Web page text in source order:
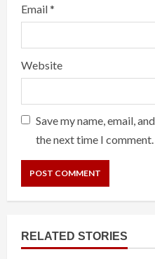
Email*
Website
Save my name, email,
the next time I comment.
RELATED STORIES